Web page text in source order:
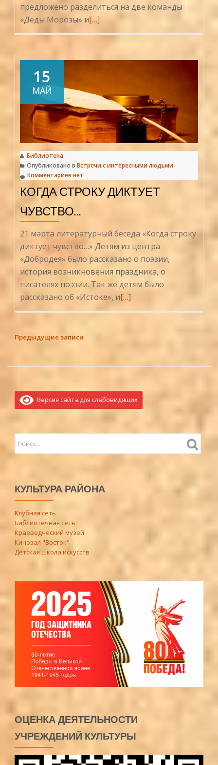
предложено разделиться на две команды
«Деды Морозы» иЧитать
больше
игромания
[…]
15
МАЙ
Библиотека
Опубликовано в Встречи с интересными людьми
Комментариев нет
КОГДА СТРОКУ ДИКТУЕТ
ЧУВСТВО…
21 марта литературный беседа «Когда строку
диктует чувство…» Детям из центра
«Добродея» было рассказано о поэзии,
история возникновения праздника, о
писателях поэзии. Так же детям было
рассказано об «Истоке», иЧитать
больше
[…]
НАВИГАЦИЯ
Предыдущие записи
Версия сайта для слабовидящих
КУЛЬТУРА РАЙОНА
Клубная сеть
Библиотечная сеть
Краеведческий музей
Кинозал "Восток"
Детская школа искусств
ОЦЕНКА ДЕЯТЕЛЬНОСТИ
УЧРЕЖДЕНИЙ КУЛЬТУРЫ